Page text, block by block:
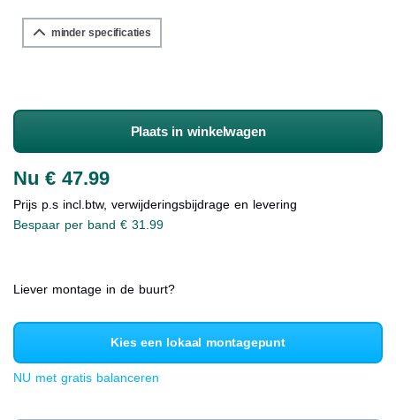
minder specificaties
Plaats in winkelwagen
Nu € 47.99
Prijs p.s incl.btw, verwijderingsbijdrage en levering
Bespaar per band € 31.99
Liever montage in de buurt?
Kies een lokaal montagepunt
NU met gratis balanceren